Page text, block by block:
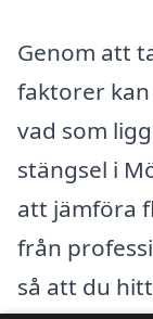
Genom att
faktorer
vad som
stängsel i
att jämföra
från
så att du